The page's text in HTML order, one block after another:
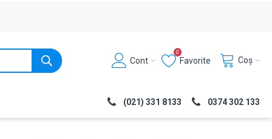
Cont
0
Favorite Coș
(021) 331 8133 0374 302 133